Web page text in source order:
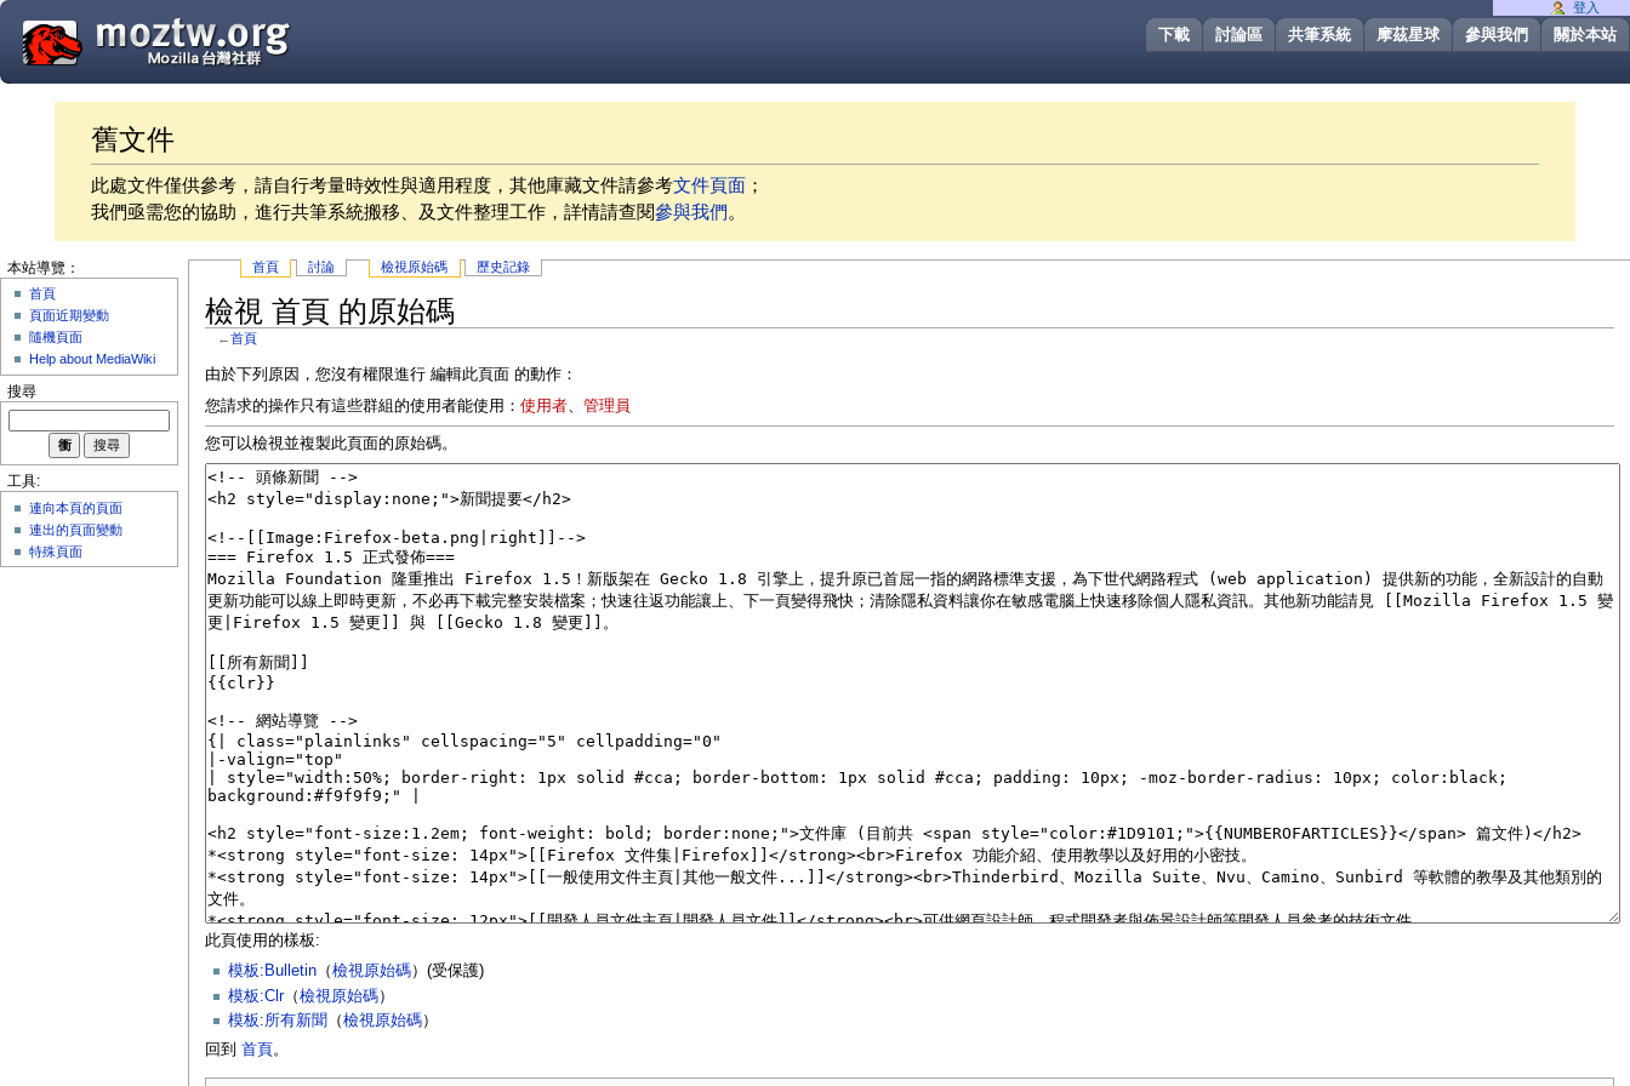
關於本站
參與我們
摩茲星球
共筆系統
討論區
下載
舊文件
此處文件僅供參考，請自行考量時效性與適用程度，其他庫藏文件請參考文件頁面 ；
我們亟需您的協助，進行共筆系統搬移、及文件整理工作，詳情請查閱參與我們。
首頁 討論 檢視原始碼 歷史記錄
檢視 首頁 的原始碼
←首頁
由於下列原因，您沒有權限進行 編輯此頁面 的動作：
您請求的操作只有這些群組的使用者能使用： 使用者、 管理員
您可以檢視並複製此頁面的原始碼。
此頁使用的樣板:
模板:Bulletin（檢視原始碼）(受保護)
模板:Clr（檢視原始碼）
模板:所有新聞 （檢視原始碼）
回到 首頁 。
登入
本站導覽：
首頁
頁面近期變動
隨機頁面
Help about MediaWiki
搜尋
工具:
連向本頁的頁面
連出的頁面變動
特殊頁面